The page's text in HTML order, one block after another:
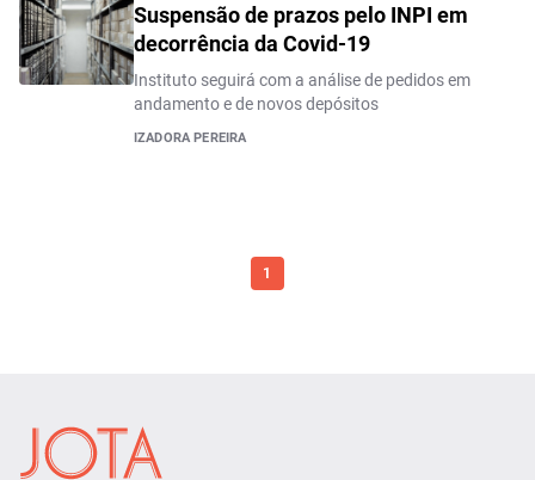
Suspensão de prazos pelo INPI em
decorrência da Covid-19
Instituto seguirá com a análise de pedidos em
andamento e de novos depósitos
IZADORA PEREIRA
1